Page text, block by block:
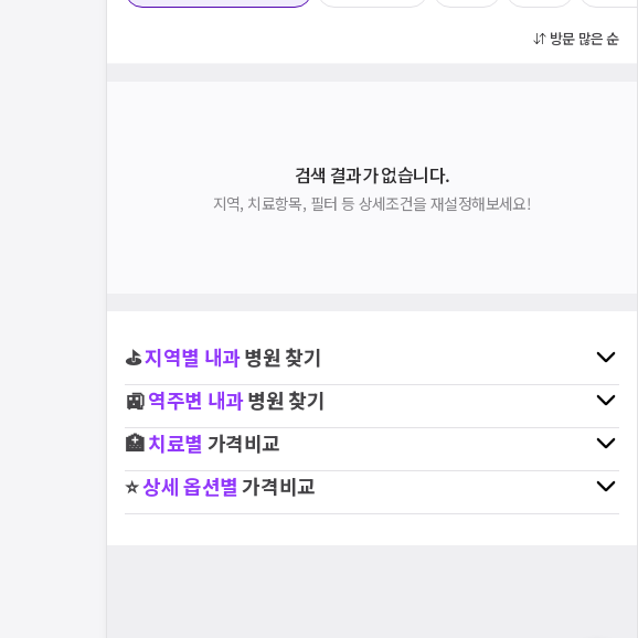
방문 많은 순
검색 결과가 없습니다.
지역, 치료항목, 필터 등 상세조건을 재설정해보세요!
⛳지역별 내과병원 찾기
🚉역주변 내과병원 찾기
🏥치료별 가격비교
⭐상세 옵션별가격비교